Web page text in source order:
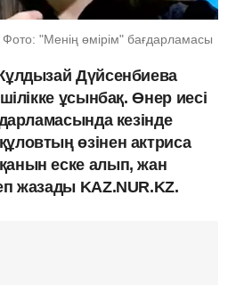
"Менің өмірім" бағдарламасы
Дүйсенбиева
ұсынбақ. Өнер иесі
кезінде
өзінен актриса
еске алып, жан
жазады KAZ.NUR.KZ.